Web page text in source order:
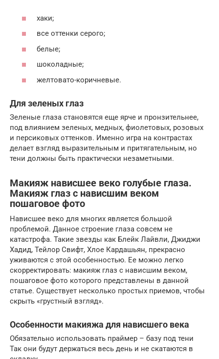
хаки;
все оттенки серого;
белые;
шоколадные;
желтовато-коричневые.
Для зеленых глаз
Зеленые глаза становятся еще ярче и пронзительнее,
под влиянием зеленых, медных, фиолетовых, розовых
и персиковых оттенков. Именно игра на контрастах
делает взгляд выразительным и притягательным, но
тени должны быть практически незаметными.
Макияж нависшее веко голубые глаза.
Макияж глаз с нависшим веком
пошаговое фото
Нависшее веко для многих является большой
проблемой. Данное строение глаза совсем не
катастрофа. Такие звезды как Блейк Лайвли, Джиджи
Хадид, Тейлор Свифт, Хлое Кардашьян, прекрасно
уживаются с этой особенностью. Ее можно легко
скорректировать: макияж глаз с нависшим веком,
пошаговое фото которого представлены в данной
статье. Существует несколько простых приемов, чтобы
скрыть «грустный взгляд».
Особенности макияжа для нависшего века
Обязательно использовать праймер – базу под тени
Так они будут держаться весь день и не скатаются в